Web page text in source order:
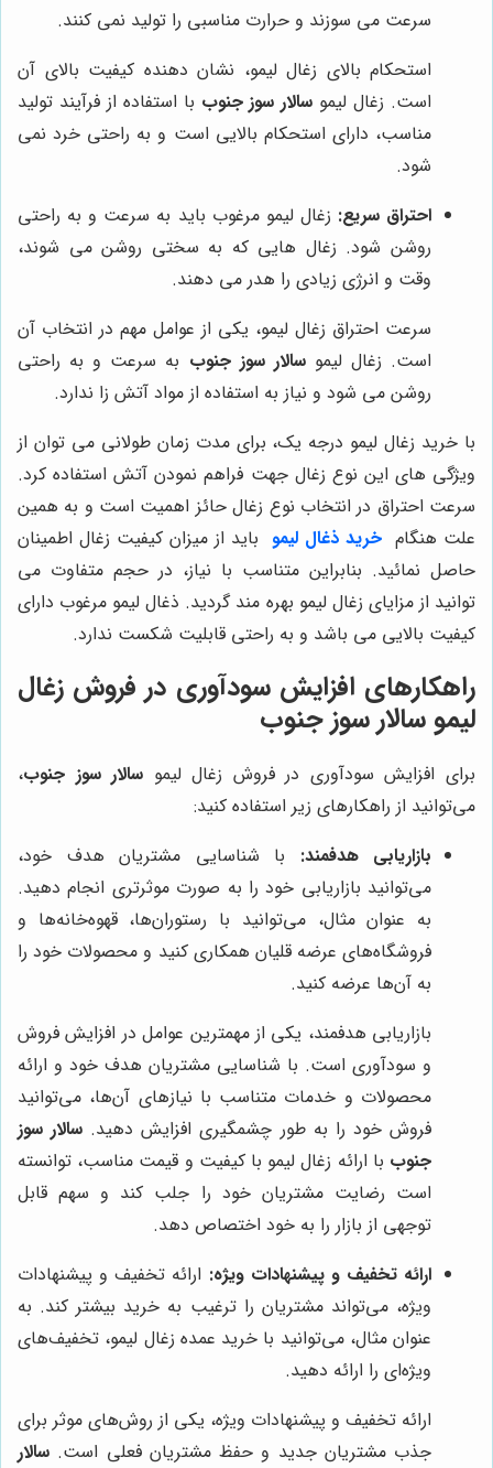
سرعت می سوزند و حرارت مناسبی را تولید نمی کنند.
استحکام بالای زغال لیمو، نشان دهنده کیفیت بالای آن
است. زغال لیمو سالار سوز جنوب با استفاده از فرآیند تولید
مناسب، دارای استحکام بالایی است و به راحتی خرد نمی
شود.
احتراق سریع: زغال لیمو مرغوب باید به سرعت و به راحتی
روشن شود. زغال هایی که به سختی روشن می شوند،
وقت و انرژی زیادی را هدر می دهند.
سرعت احتراق زغال لیمو، یکی از عوامل مهم در انتخاب آن
است. زغال لیموسالار سوز جنوب به سرعت و به راحتی
روشن می شود و نیاز به استفاده از مواد آتش زا ندارد.
با خرید زغال لیمو درجه یک، برای مدت زمان طولانی می توان از
ویژگی های این نوع زغال جهت فراهم نمودن آتش استفاده کرد.
سرعت احتراق در انتخاب نوع زغال حائز اهمیت است و به همین
علت هنگام خرید ذغال لیمو باید از میزان کیفیت زغال اطمینان
حاصل نمائید. بنابراین متناسب با نیاز، در حجم متفاوت می
توانید از مزایای زغال لیمو بهره مند گردید. ذغال لیمو مرغوب دارای
کیفیت بالایی می باشد و به راحتی قابلیت شکست ندارد.
راهکارهای افزایش سودآوری در فروش زغال
لیمو سالار سوز جنوب
برای افزایش سودآوری در فروش زغال لیمو سالار سوز جنوب،
می‌توانید از راهکارهای زیر استفاده کنید:
بازاریابی هدفمند: با شناسایی مشتریان هدف خود،
می‌توانید بازاریابی خود را به صورت موثرتری انجام دهید.
به عنوان مثال، می‌توانید با رستوران‌ها، قهوه‌خانه‌ها و
فروشگاه‌های عرضه قلیان همکاری کنید و محصولات خود را
به آن‌ها عرضه کنید.
بازاریابی هدفمند، یکی از مهمترین عوامل در افزایش فروش
و سودآوری است. با شناسایی مشتریان هدف خود و ارائه
محصولات و خدمات متناسب با نیازهای آن‌ها، می‌توانید
فروش خود را به طور چشمگیری افزایش دهید. سالار سوز
جنوب با ارائه زغال لیمو با کیفیت و قیمت مناسب، توانسته
است رضایت مشتریان خود را جلب کند و سهم قابل
توجهی از بازار را به خود اختصاص دهد.
ارائه تخفیف و پیشنهادات ویژه: ارائه تخفیف و پیشنهادات
ویژه، می‌تواند مشتریان را ترغیب به خرید بیشتر کند. به
عنوان مثال، می‌توانید با خرید عمده زغال لیمو، تخفیف‌های
ویژه‌ای را ارائه دهید.
ارائه تخفیف و پیشنهادات ویژه، یکی از روش‌های موثر برای
جذب مشتریان جدید و حفظ مشتریان فعلی است. سالار